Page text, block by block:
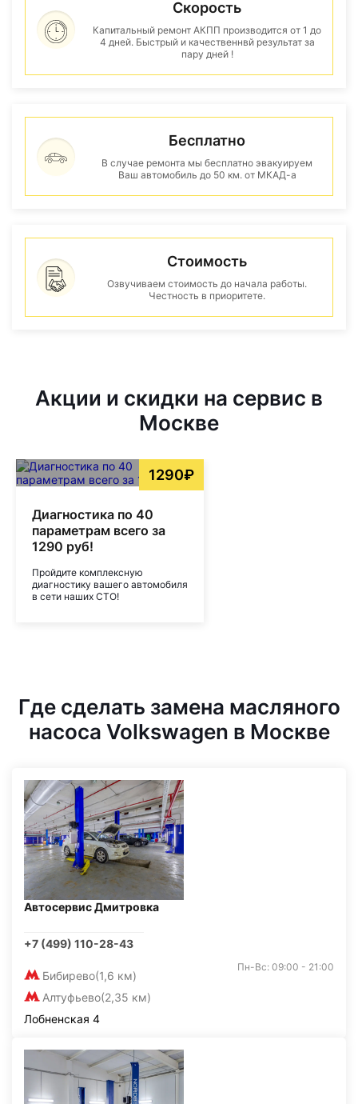
Скорость
Капитальный ремонт АКПП производится от 1 до
4 дней. Быстрый и качественнвй результат за
пару дней !
Бесплатно
В случае ремонта мы бесплатно эвакуируем
Ваш автомобиль до 50 км. от МКАД-а
Стоимость
Озвучиваем стоимость до начала работы.
Честность в приоритете.
Акции и скидки на сервис в
Москве
1290₽
Диагностика по 40
параметрам всего за
1290 руб!
Пройдите комплексную
диагностику вашего автомобиля
в сети наших СТО!
Где сделать замена масляного
насоса Volkswagen в Москве
Автосервис Дмитровка
+7 (499) 110-28-43
Бибирево(1,6 км)
Алтуфьево(2,35 км)
Пн-Вс: 09:00 - 21:00
Лобненская 4